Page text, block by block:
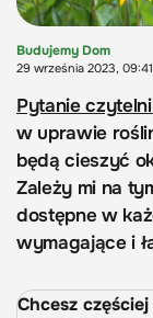
Budujemy Dom
29 września 2023, 09:41
Pytanie
w uprawie
będą cieszyć
Zależy mi na
dostępne w
wymagające i
Chcesz